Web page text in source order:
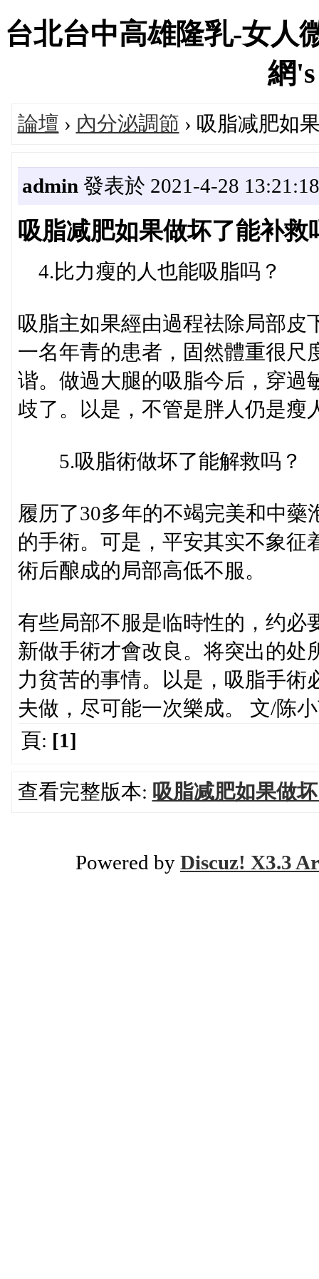
台北台中高雄隆乳-女人
網
論壇 › 內分泌調節 › 吸脂减肥如
admin 發表於 2021-4-28 13:21:18
吸脂减肥如果做坏了能补救
4.比力瘦的人也能吸脂吗？
吸脂主如果經由過程祛除局部皮
一名年青的患者，固然體重很尺
谐。做過大腿的吸脂今后，穿過
歧了。以是，不管是胖人仍是瘦
5.吸脂術做坏了能解救吗？
履历了30多年的不竭完美和中
的手術。可是，平安其实不象征
術后酿成的局部高低不服。
有些局部不服是临時性的，约
新做手術才會改良。将突出的处
力贫苦的事情。以是，吸脂手術
夫做，尽可能一次樂成。 文/陈
頁: [1]
查看完整版本: 吸脂减肥如果做
Powered by Discuz! X3.3